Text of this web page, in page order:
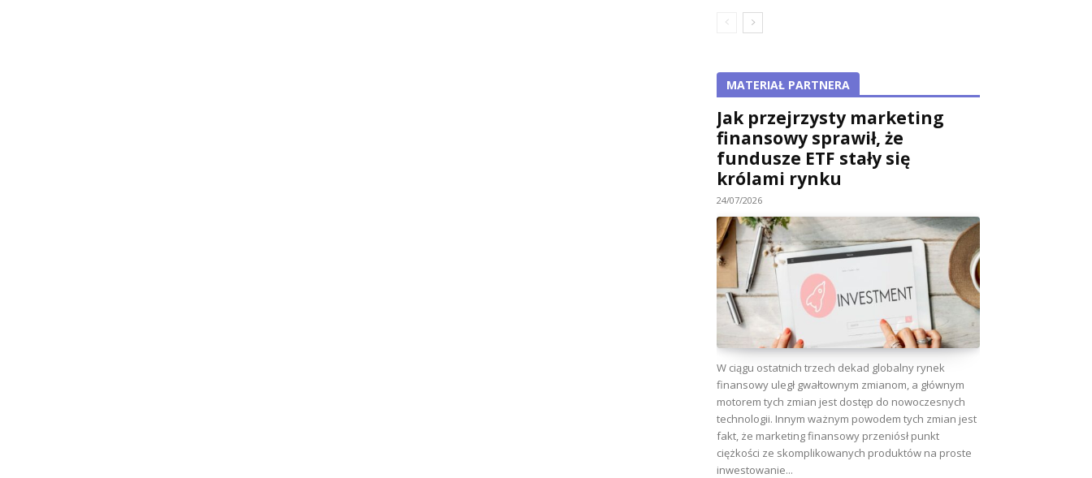
MATERIAŁ PARTNERA
Jak przejrzysty marketing
finansowy sprawił, że
fundusze ETF stały się
królami rynku
24/07/2026
W ciągu ostatnich trzech dekad globalny rynek
finansowy uległ gwałtownym zmianom, a głównym
motorem tych zmian jest dostęp do nowoczesnych
technologii. Innym ważnym powodem tych zmian jest
fakt, że marketing finansowy przeniósł punkt
ciężkości ze skomplikowanych produktów na proste
inwestowanie...